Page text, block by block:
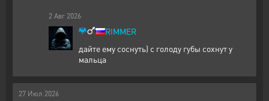
2 Авг 2026
RIMMER
дайте ему соснуть) с голоду губы сохнут у
мальца
27 Июл 2026